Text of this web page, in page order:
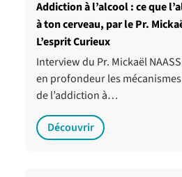
Addiction à l’alcool : ce que
à ton cerveau, par le Pr.
L’esprit Curieux
Interview du Pr. Mickaël
en profondeur les
de l’addiction à…
Découvrir